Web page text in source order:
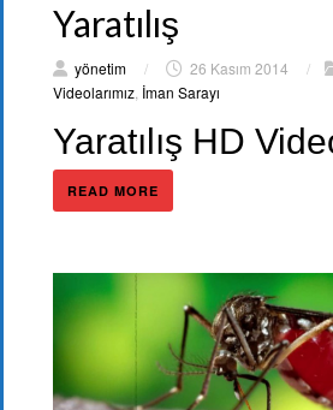
Yaratılış
yönetim / 26 Kasım 2014 /
Videolarımız, İman Sarayı
Yaratılış HD
READ MORE